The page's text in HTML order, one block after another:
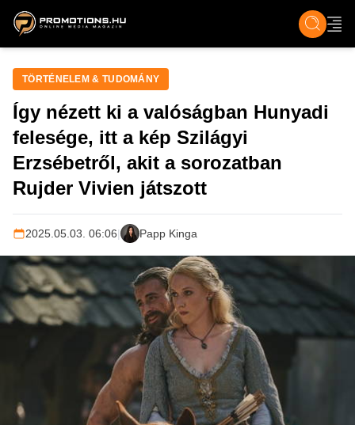
ZENE, FILM & KULT ÉLET TECH &
TÖRTÉNELEM & TUDOMÁNY
Így nézett ki a valóságban Hunyadi
felesége, itt a kép Szilágyi
Erzsébetről, akit a sorozatban
Rujder Vivien játszott
2025.05.03. 06:06| Papp Kinga